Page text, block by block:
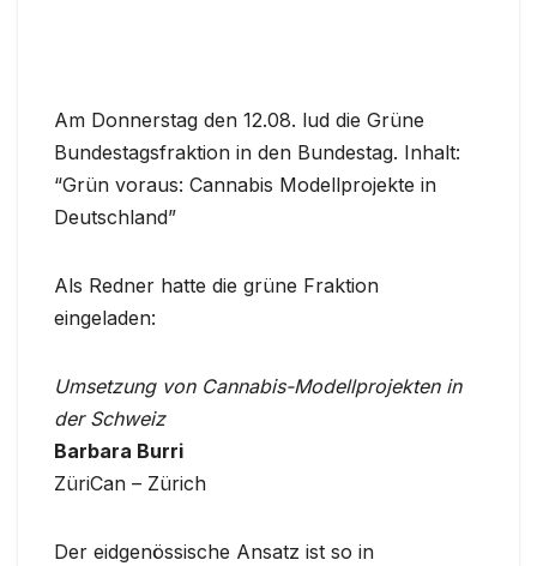
Am Donnerstag den 12.08. lud die Grüne
Bundestagsfraktion in den Bundestag. Inhalt:
“Grün voraus: Cannabis Modellprojekte in
Deutschland”
Als Redner hatte die grüne Fraktion
eingeladen:
Umsetzung von Cannabis-Modellprojekten in
der Schweiz
Barbara Burri
ZüriCan – Zürich
Der eidgenössische Ansatz ist so in